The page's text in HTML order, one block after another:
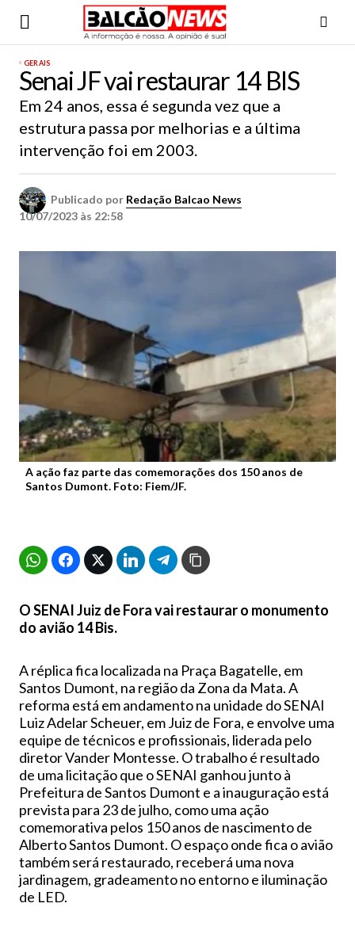
GERAIS
Senai JF vai restaurar 14 BIS
Em 24 anos, essa é segunda vez que a
estrutura passa por melhorias e a última
intervenção foi em 2003.
Publicado por Redação Balcao News
10/07/2023 às 22:58
A ação faz parte das comemorações dos 150 anos de
Santos Dumont. Foto: Fiem/JF.
O SENAI Juiz de Fora vai restaurar o monumento
do avião 14 Bis.
A réplica fica localizada na Praça Bagatelle, em
Santos Dumont, na região da Zona da Mata. A
reforma está em andamento na unidade do SENAI
Luiz Adelar Scheuer, em Juiz de Fora, e envolve uma
equipe de técnicos e profissionais, liderada pelo
diretor Vander Montesse. O trabalho é resultado
de uma licitação que o SENAI ganhou junto à
Prefeitura de Santos Dumont e a inauguração está
prevista para 23 de julho, como uma ação
comemorativa pelos 150 anos de nascimento de
Alberto Santos Dumont. O espaço onde fica o avião
também será restaurado, receberá uma nova
jardinagem, gradeamento no entorno e iluminação
de LED.